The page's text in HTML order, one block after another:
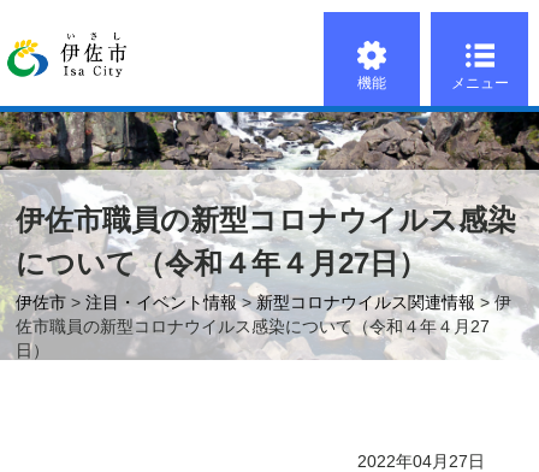
機能 メニュー
伊佐市職員の新型コロナウイルス感染
について（令和４年４月27日）
伊佐市 >注目・イベント情報>新型コロナウイルス関連情報 > 伊
佐市職員の新型コロナウイルス感染について（令和４年４月27
日）
2022年04月27日